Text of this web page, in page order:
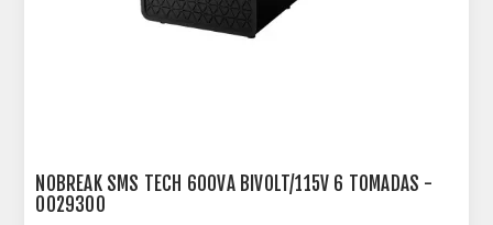
NOBREAK SMS TECH 600VA BIVOLT/115V 6 TOMADAS -
0029300